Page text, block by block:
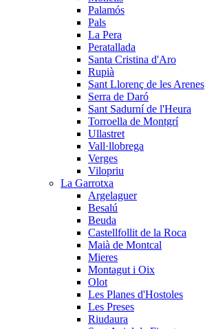
Palamós
Pals
La Pera
Peratallada
Santa Cristina d'Aro
Rupià
Sant Llorenç de les Arenes
Serra de Daró
Sant Sadurní de l'Heura
Torroella de Montgrí
Ullastret
Vall·llobrega
Verges
Vilopriu
La Garrotxa
Argelaguer
Besalú
Beuda
Castellfollit de la Roca
Maià de Montcal
Mieres
Montagut i Oix
Olot
Les Planes d'Hostoles
Les Preses
Riudaura